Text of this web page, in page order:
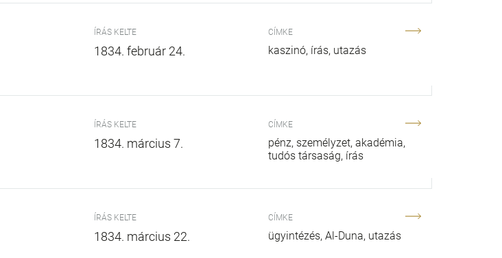
ÍRÁS KELTE
1834. február 24.
CÍMKE
kaszinó írás utazás
ÍRÁS KELTE
1834. március 7.
CÍMKE
pénz személyzet akadémia
tudós társaság írás
ÍRÁS KELTE
1834. március 22.
CÍMKE
ügyintézés Al-Duna utazás